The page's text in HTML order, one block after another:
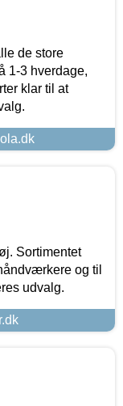
de store
1-3 hverdage,
klar til at
Sortimentet
og til
udvalg.